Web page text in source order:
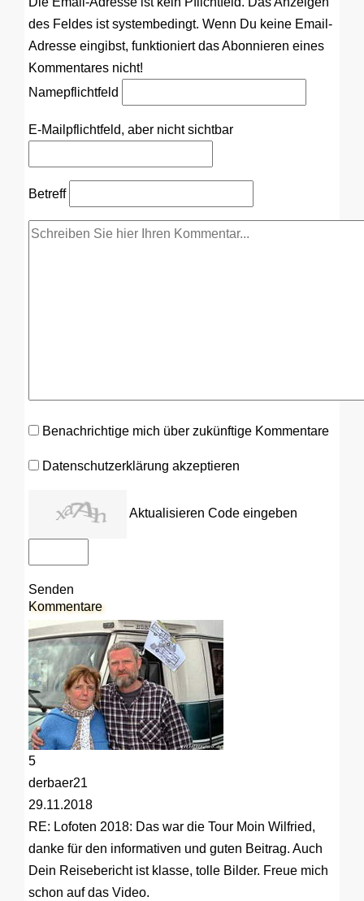
des Feldes ist systembedingt. Wenn Du keine Email-
Adresse eingibst, funktioniert das Abonnieren eines
Kommentares nicht!
Namepflichtfeld
E-Mail pflichtfeld, aber nicht sichtbar
Betreff
Benachrichtige mich über zukünftige Kommentare
Datenschutzerklärung akzeptieren
Aktualisieren Code eingeben
Senden
Kommentare
5
derbaer21
29.11.2018
RE: Lofoten 2018: Das war die Tour Moin Wilfried,
danke für den informativen und guten Beitrag. Auch
Dein Reisebericht ist klasse, tolle Bilder. Freue mich
schon auf das Video.